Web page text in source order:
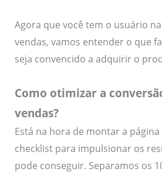
Agora que você tem o usuário
vendas, vamos entender o que
seja convencido a adquirir o
Como otimizar a
vendas?
Está na hora de montar a
checklist para impulsionar os
pode conseguir. Separamos os